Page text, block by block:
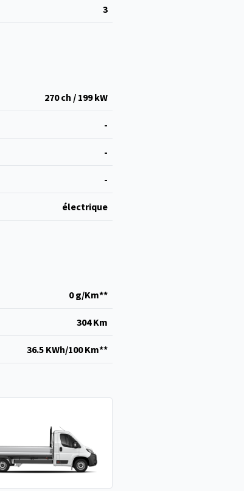
3
270 ch / 199 kW
-
-
-
électrique
0 g/Km**
304 Km
36.5 KWh/100 Km**